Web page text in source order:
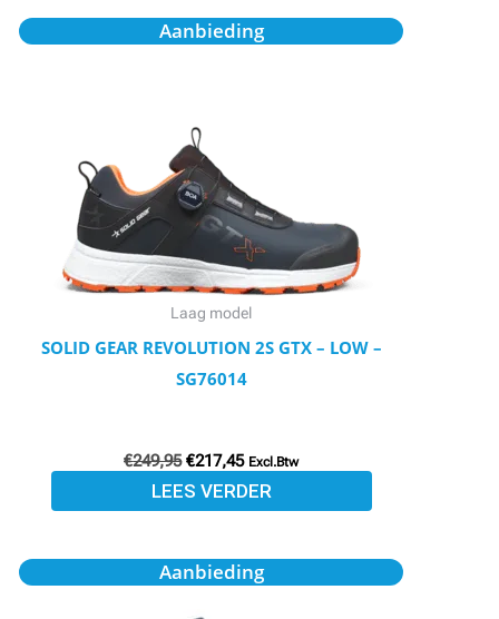
Aanbieding
Laag model
SOLID GEAR REVOLUTION 2S GTX – LOW –
SG76014
€249,95
Oorspronkelijke
prijs
€217,45
Huidige
prijs
Excl.Btw
LEES VERDER
Aanbieding
Oorspronkelijke
prijs
Huidige
prijs
Dit